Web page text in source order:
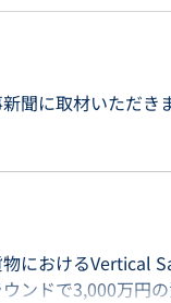
聞に取材いただき
物におけるVertical
ンドで3,000万円